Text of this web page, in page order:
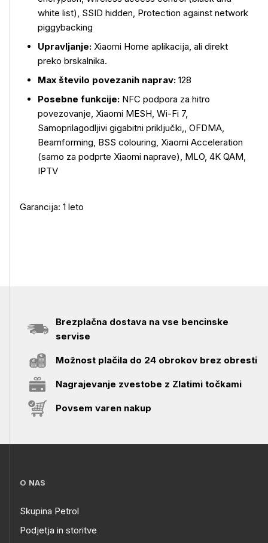
white list), SSID hidden, Protection against network
piggybacking
Upravljanje: Xiaomi Home aplikacija, ali direkt
preko brskalnika.
Max število povezanih naprav: 128
Posebne funkcije: NFC podpora za hitro
povezovanje, Xiaomi MESH, Wi-Fi 7,
Samoprilagodljivi gigabitni priključki,, OFDMA,
Beamforming, BSS colouring, Xiaomi Acceleration
(samo za podprte Xiaomi naprave), MLO, 4K QAM,
IPTV
Garancija: 1 leto
Brezplačna dostava na vse bencinske
servise
Možnost plačila do 24 obrokov brez obresti
Nagrajevanje zvestobe z Zlatimi točkami
Povsem varen nakup
O NAS
Skupina Petrol
Podjetja in storitve